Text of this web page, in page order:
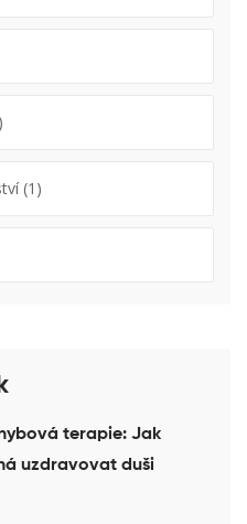
(1)
terapie: Jak
uzdravovat duši